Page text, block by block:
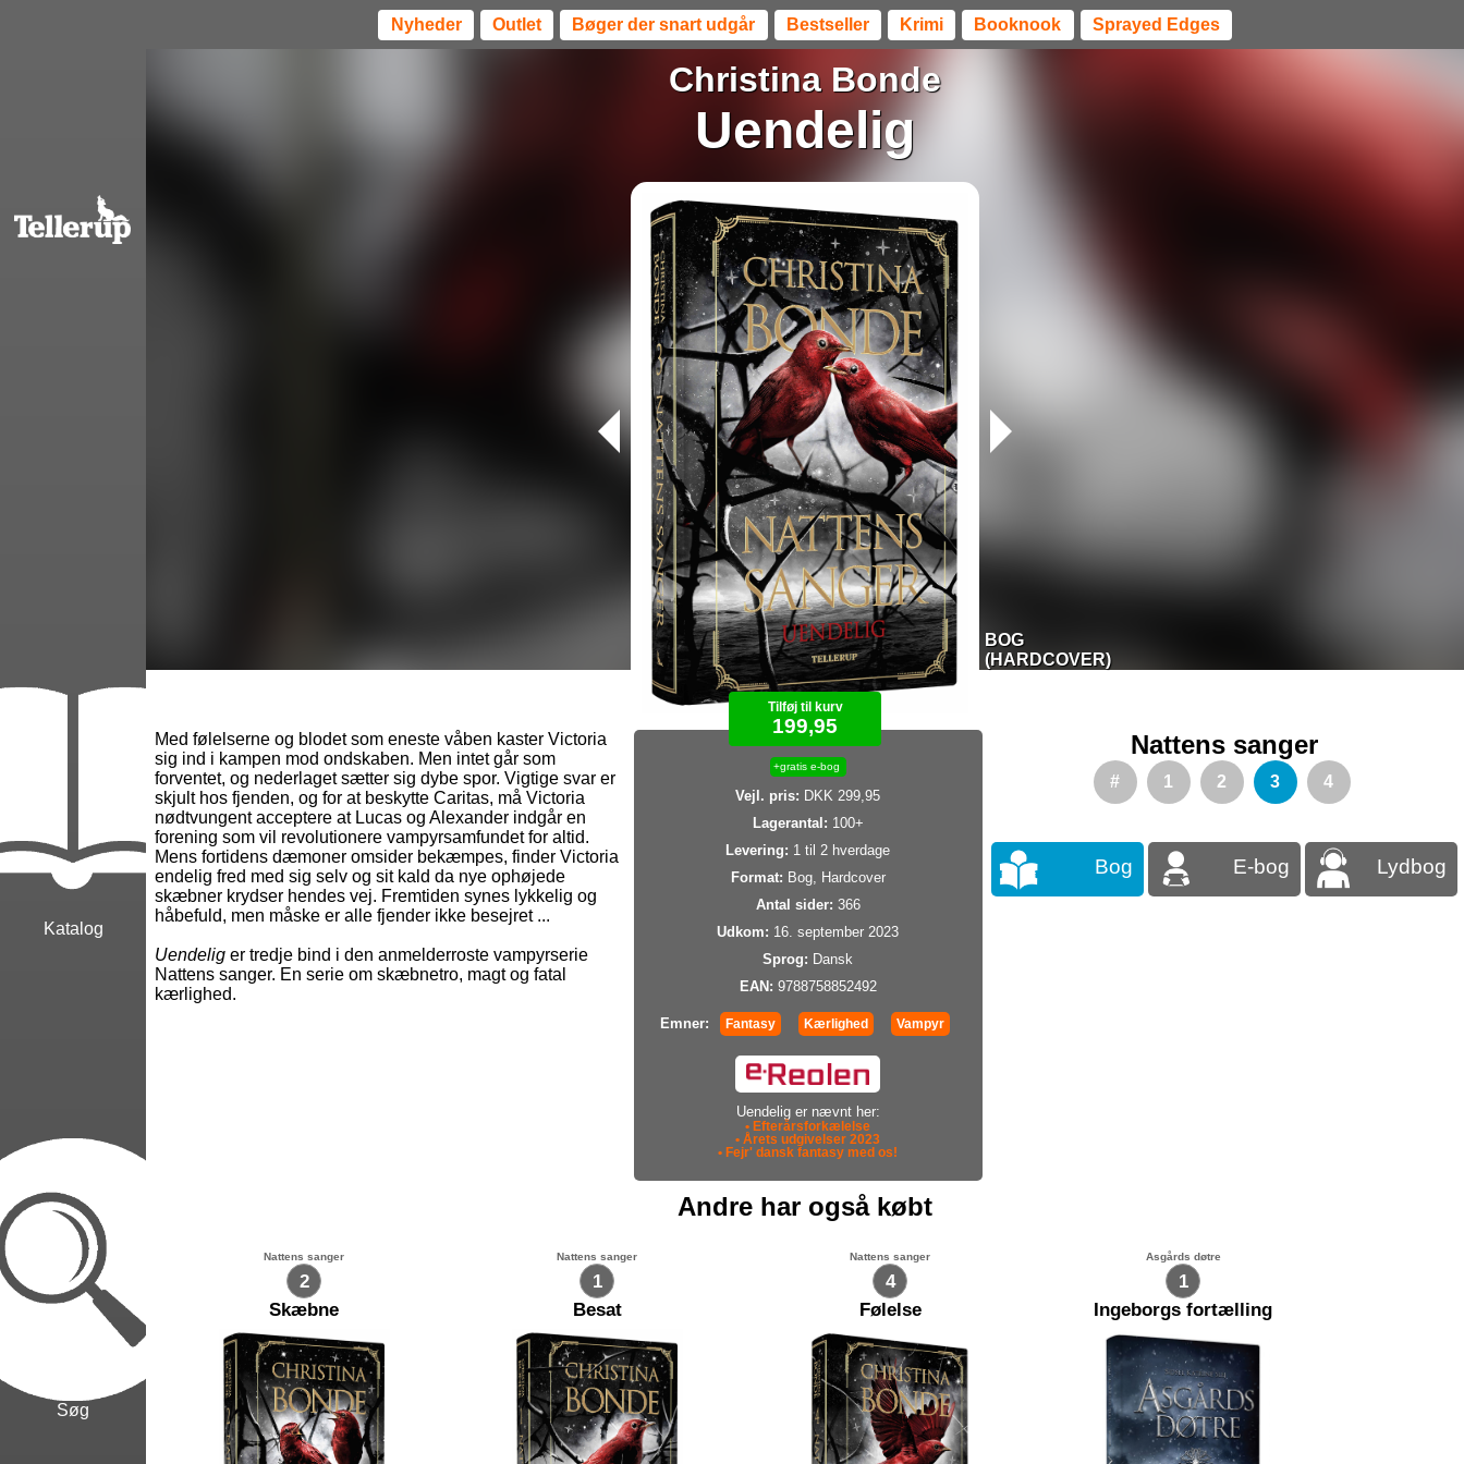
Nyheder Outlet Bøger der snart udgår Bestseller Krimi Booknook Sprayed Edges
Katalog
Søg
Christina Bonde
Uendelig
BOG
(HARDCOVER)
Tilføj til kurv
199,95
+gratis e-bog
Vejl. pris: DKK 299,95
Lagerantal: 100+
Levering: 1 til 2 hverdage
Format: Bog, Hardcover
Antal sider: 366
Udkom: 16. september 2023
Sprog: Dansk
EAN: 9788758852492
Emner: Fantasy Kærlighed Vampyr
Uendelig er nævnt her:
• Efterårsforkælelse
• Årets udgivelser 2023
• Fejr' dansk fantasy med os!
Med følelserne og blodet som eneste våben kaster Victoria
sig ind i kampen mod ondskaben. Men intet går som
forventet, og nederlaget sætter sig dybe spor. Vigtige svar er
skjult hos fjenden, og for at beskytte Caritas, må Victoria
nødtvungent acceptere at Lucas og Alexander indgår en
forening som vil revolutionere vampyrsamfundet for altid.
Mens fortidens dæmoner omsider bekæmpes, finder Victoria
endelig fred med sig selv og sit kald da nye ophøjede
skæbner krydser hendes vej. Fremtiden synes lykkelig og
håbefuld, men måske er alle fjender ikke besejret ...
Uendeliger tredje bind i den anmelderroste vampyrserie
Nattens sanger. En serie om skæbnetro, magt og fatal
kærlighed.
Nattens sanger
# 1 2 3 4
Bog E-bog Lydbog
Andre har også købt
2
Nattens sanger
Skæbne
1
Nattens sanger
Besat
4
Nattens sanger
Følelse
1
Asgårds døtre
Ingeborgs fortælling